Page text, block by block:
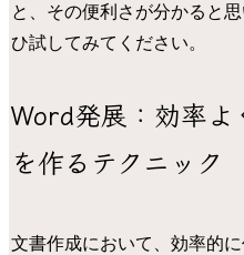
と、その便利さが分かると
ひ試してみてください。
Word発展：効率よ
を作るテクニック
文書作成において、効率的